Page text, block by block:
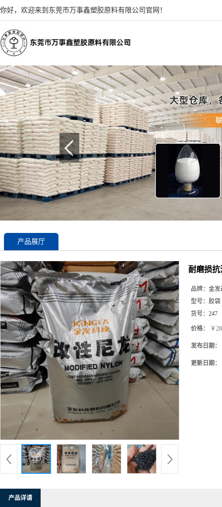
你好，欢迎来到东莞市万事鑫塑胶原料有限公司官网！
产品展厅
耐磨损抗
品牌： 金发
型号： 胶袋
货号： 247
价格： ￥
发布日期：
更新日期：
产品详请